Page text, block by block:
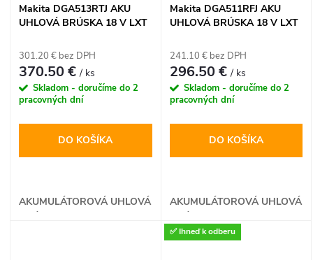
Makita DGA513RTJ AKU
UHLOVÁ BRÚSKA 18 V LXT
301.20 € bez DPH
370.50 €/ ks
Skladom - doručíme do 2
pracovných dní
DO KOŠÍKA
AKUMULÁTOROVÁ UHLOVÁ
Makita DGA511RFJ AKU
UHLOVÁ BRÚSKA 18 V LXT
241.10 € bez DPH
296.50 €/ ks
Skladom - doručíme do 2
pracovných dní
DO KOŠÍKA
AKUMULÁTOROVÁ UHLOVÁ
✅ Ihneď k odberu